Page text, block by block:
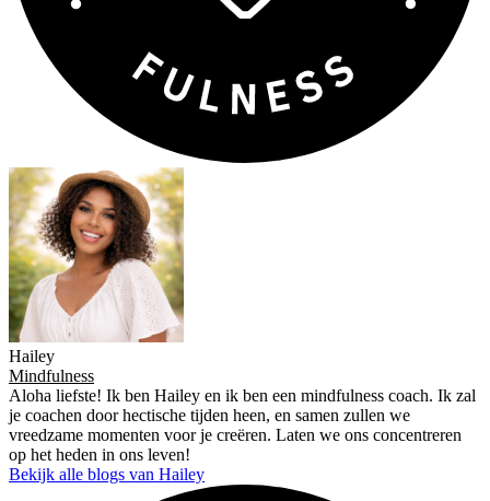
Hailey
Mindfulness
Aloha liefste! Ik ben Hailey en ik ben een mindfulness coach. Ik zal
je coachen door hectische tijden heen, en samen zullen we
vreedzame momenten voor je creëren. Laten we ons concentreren
op het heden in ons leven!
Bekijk alle blogs van Hailey